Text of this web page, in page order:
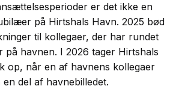
er det ikke en
på Hirtshals Havn. 2025 bød
til kollegaer, der har rundet
på havnen. I 2026 tager Hirtshals
op, når en af havnens kollegaer
del af havnebilledet.